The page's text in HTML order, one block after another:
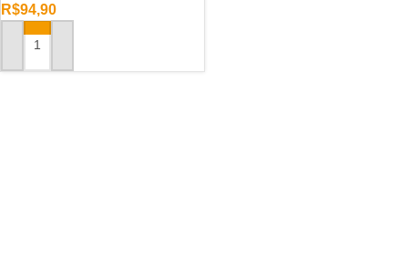
R$94,90
ADICIONAR AO CARRINHO